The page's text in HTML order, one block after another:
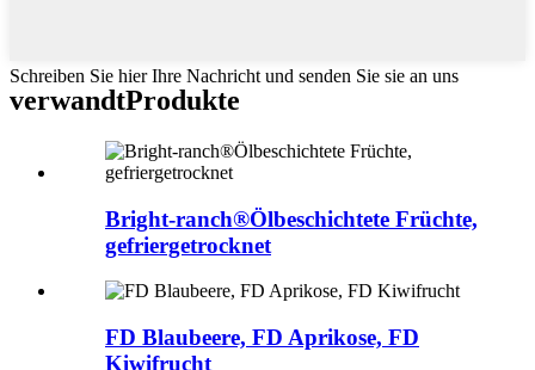
Schreiben Sie hier Ihre Nachricht und senden Sie sie an uns
verwandtProdukte
Bright-ranch®Ölbeschichtete Früchte,
gefriergetrocknet
FD Blaubeere, FD Aprikose, FD
Kiwifrucht